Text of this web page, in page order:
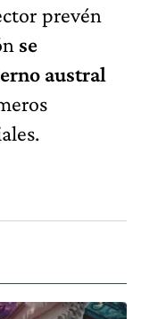
prevén
se
austral